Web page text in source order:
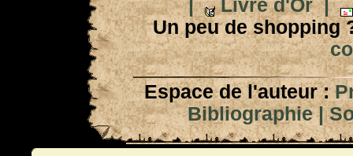
|
Livre d'Or|
Un peu de shopping
Espace de l'auteur :
Bibliographie|